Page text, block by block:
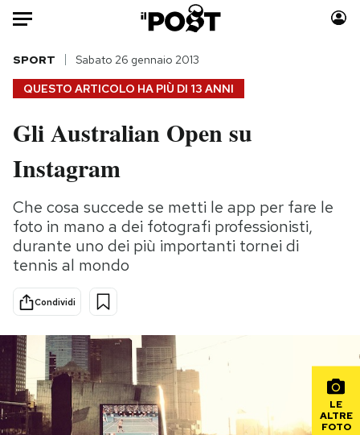
Auto
HOME
Italia
Politica
Tecnologia
Internet
Scienza
Cultura
Economia
Moda
Storie/Idee
Ok Boomer!
Media
PODCAST
QUESTO ARTICOLO HA PIÙ DI 13 ANNI
SPORT Sabato 26 gennaio 2013
Gli Australian Open su
Instagram
Che cosa succede se metti le app per fare le
foto in mano a dei fotografi professionisti,
durante uno dei più importanti tornei di
tennis al mondo
Condividi
LE
ALTRE
FOTO